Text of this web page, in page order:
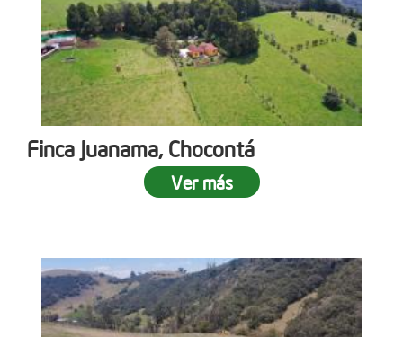
Finca Juanama, Chocontá
Ver más